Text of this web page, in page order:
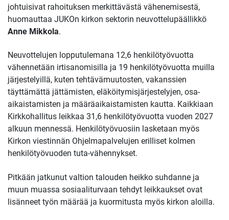
johtuisivat rahoituksen merkittävästä vähenemisestä,
huomauttaa JUKOn kirkon sektorin neuvottelupäällikkö
Anne Mikkola.
Neuvottelujen lopputulemana 12,6 henkilötyövuotta
vähennetään irtisanomisilla ja 19 henkilötyövuotta muilla
järjestelyillä, kuten tehtävämuutosten, vakanssien
täyttämättä jättämisten, eläköitymisjärjestelyjen, osa-
aikaistamisten ja määräaikaistamisten kautta. Kaikkiaan
Kirkkohallitus leikkaa 31,6 henkilötyövuotta vuoden 2027
alkuun mennessä. Henkilötyövuosiin lasketaan myös
Kirkon viestinnän Ohjelmapalvelujen erilliset kolmen
henkilötyövuoden tuta-vähennykset.
Pitkään jatkunut valtion talouden heikko suhdanne ja
muun muassa sosiaaliturvaan tehdyt leikkaukset ovat
lisänneet työn määrää ja kuormitusta myös kirkon aloilla.